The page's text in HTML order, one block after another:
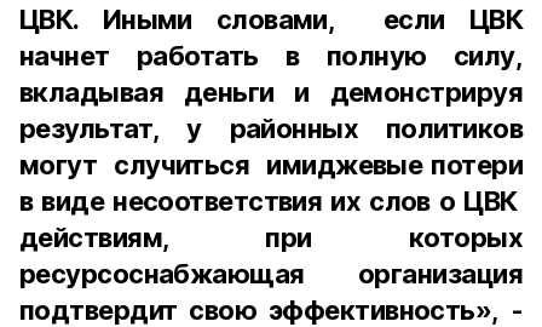
ЦВК. Иными словами, если ЦВК
начнет работать в полную силу,
вкладывая деньги и демонстрируя
результат, у районных политиков
могут случиться имиджевые потери
в виде несоответствия их слов о ЦВК
действиям, при которых
ресурсоснабжающая организация
подтвердит свою эффективность», -